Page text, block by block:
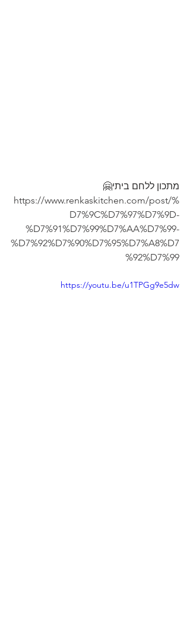
מתכון ללחם ביתי🤗
https://www.renkaskitchen.com/post/%
D7%9C%D7%97%D7%9D-
%D7%91%D7%99%D7%AA%D7%99-
%D7%92%D7%90%D7%95%D7%A8%D7
%92%D7%99
https://youtu.be/u1TPGg9e5dw